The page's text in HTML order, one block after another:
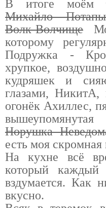
В итоге моём
Михайло
Волк-Волчище
которому
Подружка -
хрупкое,
кудряшек и
глазами, НикитА,
огонёк Ахиллес,
Норушка
есть моя скромная
На кухне всё
который
вздумается. Как
вкусно.